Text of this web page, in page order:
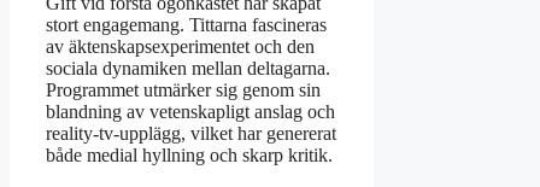
stort engagemang. Tittarna fascineras
av äktenskapsexperimentet och den
sociala dynamiken mellan deltagarna.
Programmet utmärker sig genom sin
blandning av vetenskapligt anslag och
reality-tv-upplägg, vilket har genererat
både medial hyllning och skarp kritik.